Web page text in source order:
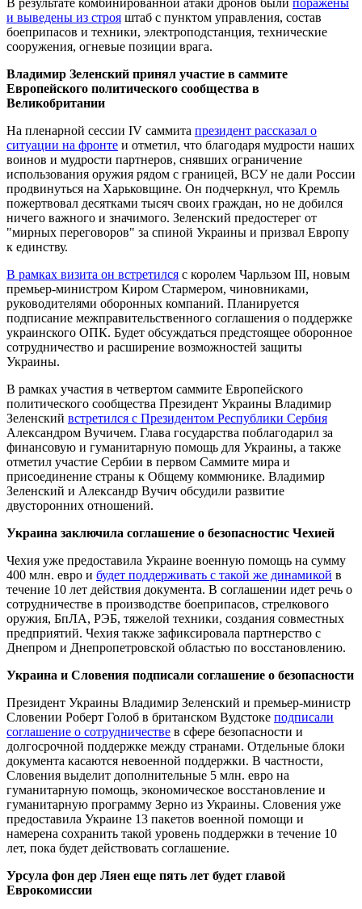
и выведены из строя штаб с пунктом управления, состав
боеприпасов и техники, электроподстанция, технические
сооружения, огневые позиции врага.
Владимир Зеленский принял участие в саммите
Европейского политического сообщества в
Великобритании
На пленарной сессии IV саммита президент рассказал о
ситуации на фронте и отметил, что благодаря мудрости наших
воинов и мудрости партнеров, снявших ограничение
использования оружия рядом с границей, ВСУ не дали России
продвинуться на Харьковщине. Он подчеркнул, что Кремль
пожертвовал десятками тысяч своих граждан, но не добился
ничего важного и значимого. Зеленский предостерег от
"мирных переговоров" за спиной Украины и призвал Европу
к единству.
В рамках визита он встретился с королем Чарльзом ІІІ, новым
премьер-министром Киром Стармером, чиновниками,
руководителями оборонных компаний. Планируется
подписание межправительственного соглашения о поддержке
украинского ОПК. Будет обсуждаться предстоящее оборонное
сотрудничество и расширение возможностей защиты
Украины.
В рамках участия в четвертом саммите Европейского
политического сообщества Президент Украины Владимир
Зеленский встретился с Президентом Республики Сербия
Александром Вучичем. Глава государства поблагодарил за
финансовую и гуманитарную помощь для Украины, а также
отметил участие Сербии в первом Саммите мира и
присоединение страны к Общему коммюнике. Владимир
Зеленский и Александр Вучич обсудили развитие
двусторонних отношений.
Украина заключила соглашение о безопасностис Чехией
Чехия уже предоставила Украине военную помощь на сумму
400 млн. евро и будет поддерживать с такой же динамикой в ​​
течение 10 лет действия документа. В соглашении идет речь о
сотрудничестве в производстве боеприпасов, стрелкового
оружия, БпЛА, РЭБ, тяжелой техники, создания совместных
предприятий. Чехия также зафиксировала партнерство с
Днепром и Днепропетровской областью по восстановлению.
Украина и Словения подписали соглашение о безопасности
Президент Украины Владимир Зеленский и премьер-министр
Словении Роберт Голоб в британском Вудстоке подписали
соглашение о сотрудничестве в сфере безопасности и
долгосрочной поддержке между странами. Отдельные блоки
документа касаются невоенной поддержки. В частности,
Словения выделит дополнительные 5 млн. евро на
гуманитарную помощь, экономическое восстановление и
гуманитарную программу Зерно из Украины. Словения уже
предоставила Украине 13 пакетов военной помощи и
намерена сохранить такой уровень поддержки в течение 10
лет, пока будет действовать соглашение.
Урсула фон дер Ляен еще пять лет будет главой
Еврокомиссии